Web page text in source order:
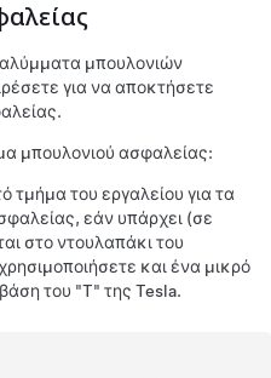
μπουλονιών
για να αποκτήσετε
μπουλονιού ασφαλείας:
του εργαλείου για τα
εάν υπάρχει (σε
στο ντουλαπάκι του
και ένα μικρό
του "T" της Tesla.